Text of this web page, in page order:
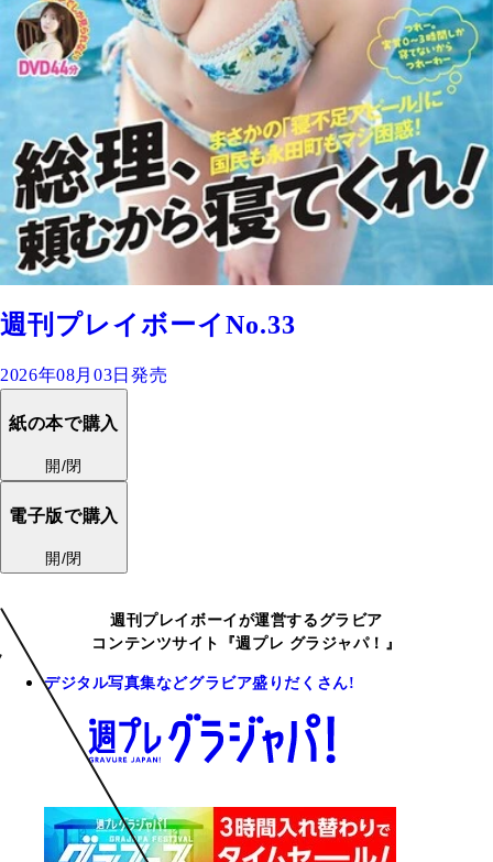
週刊プレイボーイNo.33
2026年08月03日発売
紙の本で購入
開/閉
電子版で購入
開/閉
週刊プレイボーイが運営するグラビア
コンテンツサイト『週プレ グラジャパ！』
デジタル写真集などグラビア盛りだくさん!